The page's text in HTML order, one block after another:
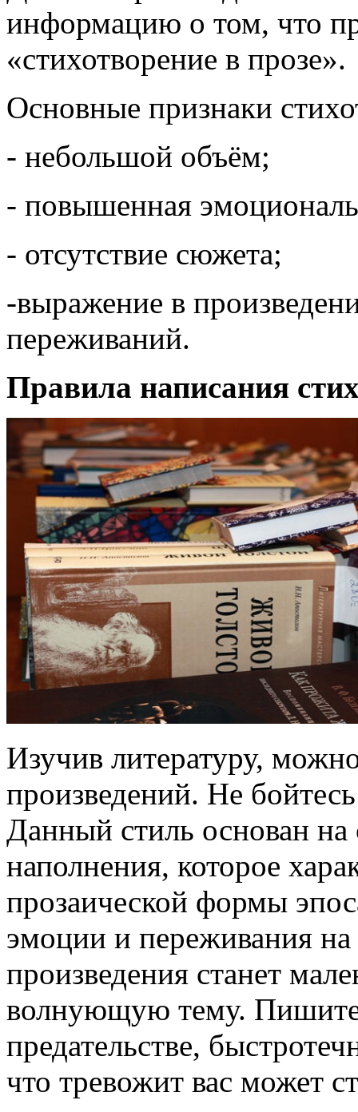
информацию о том, что
«стихотворение в прозе».
Основные признаки
- небольшой объём;
- повышенная
- отсутствие сюжета;
-выражение в
переживаний.
Правила написания
Изучив литературу,
произведений. Не
Данный стиль основан на
наполнения, которое
прозаической формы
эмоции и переживания
произведения станет
волнующую тему.
предательстве,
что тревожит вас может